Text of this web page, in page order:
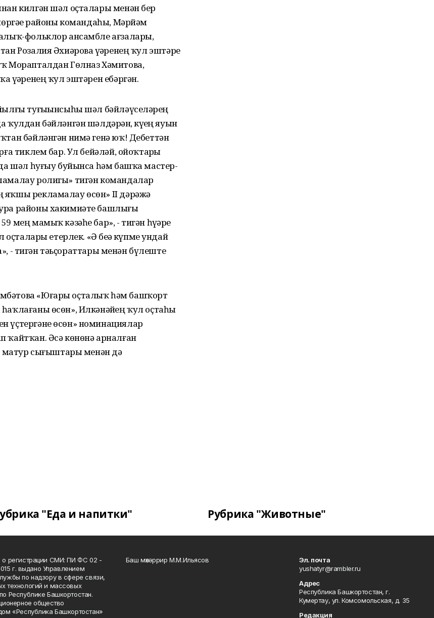
килгән шәл оҫталары менән бер
районы командаһы, Мәрйәм
фольклор ансамбле ағзалары,
Розалия Әхиәрова үҙҙәренең ҡул эштәре
Морапталдан Гөлназ Хәмитова,
ҡул эштәрен ебәргән.
туғыҙынсыһы шәл бәйләүселәрҙең
бәйләнгән шәлдәрҙән, күҙҙең яуын
бәйләнгән нимә генә юҡ! Дебеттән
тиклем бар. Ул бейәләй, ойоҡтарҙы
шәл һуғыу буйынса һәм башҡа мастер-
ролигы» тигән командалар
рекламалау өсөн» II дәрәжә
районы хакимиәте башлығы
мамыҡ кәзәһе бар», - тигән һүҙҙәре
етерлек. «Ә беҙҙә күпме ундай
- тигән тәьҫораттары менән бүлеште
«Юғары оҫталыҡ һәм башҡорт
өсөн», Илкәнәйҙең ҡул оҫтаһы
өсөн» номинациялар
Әсә көнөнә арналған
матур сығыштары менән дә
"Еда и напитки" Рубрика "Животные"
о регистрации СМИ: ПИ ФС 02 -
г. выдано Управлением
по надзору в сфере связи,
технологий и массовых
Республике Башкортостан.
общество
«Республика Башкортостан»
Баш мөхәррир М.М.Ильясов
Эл. почта
yushatyr@rambler.ru
Адрес
Республика Башкортостан, г.
Кумертау, ул. Комсомольская, д. 35
Редакция